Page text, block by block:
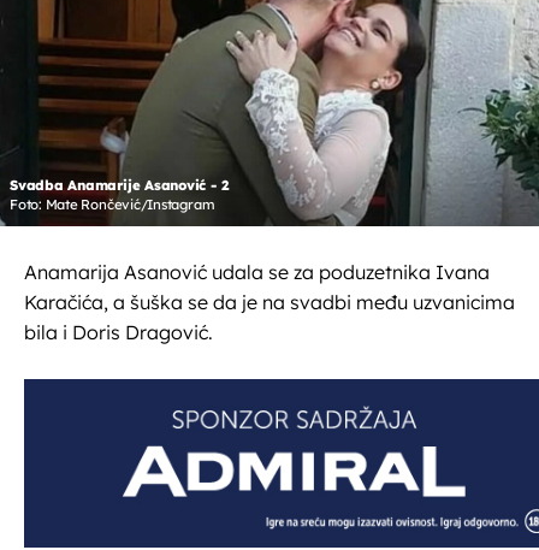
Svadba Anamarije Asanović - 2
Foto: Mate Rončević/Instagram
Anamarija Asanović udala se za poduzetnika Ivana
Karačića, a šuška se da je na svadbi među uzvanicima
bila i Doris Dragović.